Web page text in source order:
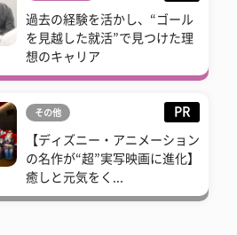
過去の経験を活かし、“ゴール
を見越した就活”で見つけた理
想のキャリア
その他 PR
【ディズニー・アニメーション
の名作が“超”実写映画に進化】
癒しと元気をく...